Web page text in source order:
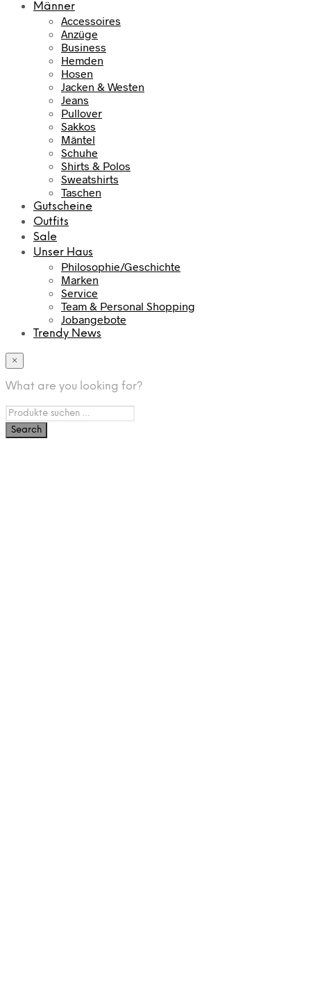
Männer
Accessoires
Anzüge
Business
Hemden
Hosen
Jacken & Westen
Jeans
Pullover
Sakkos
Mäntel
Schuhe
Shirts & Polos
Sweatshirts
Taschen
Gutscheine
Outfits
Sale
Unser Haus
Philosophie/Geschichte
Marken
Service
Team & Personal Shopping
Jobangebote
Trendy News
×
What are you looking for?